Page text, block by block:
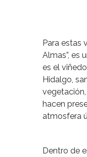
Para estas
Almas”, es
es el
Hidalgo,
hacen
atmosfera
Dentro de